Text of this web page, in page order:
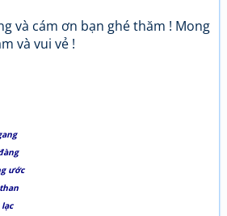
và cám ơn bạn ghé thăm ! Mong
và vui vẻ !
ước